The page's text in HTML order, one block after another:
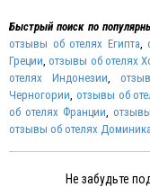
Быстрый поиск по
отзывы об отелях Египта
Греции ,отзывы об отелях
отелях Индонезии
Черногории отзывы об
об отелях Франции
отзывы об отелях
Не забудьте